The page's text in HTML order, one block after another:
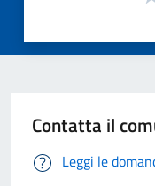
Contatta il
Leggi le